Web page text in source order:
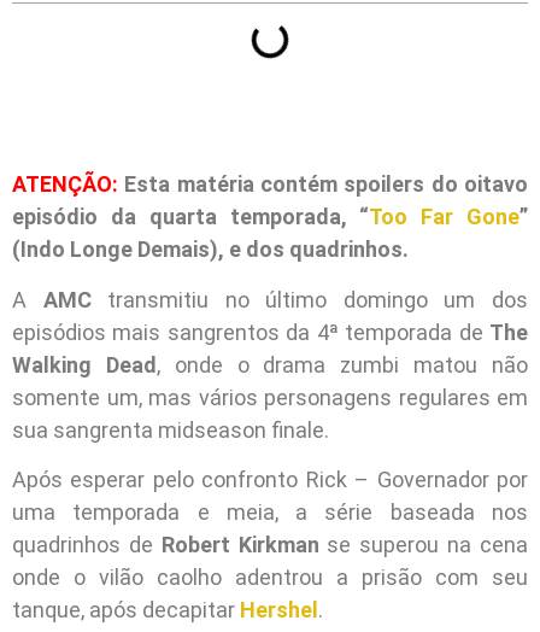
ATENÇÃO: Esta matéria contém spoilers do oitavo
episódio da quarta temporada, “Too Far Gone”
(Indo Longe Demais), e dos quadrinhos.
A AMCtransmitiu no último domingo um dos
episódios mais sangrentos da 4ª temporada de The
Walking Dead, onde o drama zumbi matou não
somente um, mas vários personagens regulares em
sua sangrenta midseason finale.
Após esperar pelo confronto Rick – Governador por
uma temporada e meia, a série baseada nos
quadrinhos de Robert Kirkman se superou na cena
onde o vilão caolho adentrou a prisão com seu
tanque, após decapitar Hershel .